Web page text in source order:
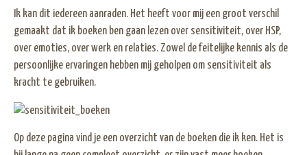
Ik kan dit iedereen aanraden. Het heeft voor mij een groot verschil
gemaakt dat ik boeken ben gaan lezen over sensitiviteit, over HSP,
over emoties, over werk en relaties. Zowel de feitelijke kennis als de
persoonlijke ervaringen hebben mij geholpen om sensitiviteit als
kracht te gebruiken.
Op deze pagina vind je een overzicht van de boeken die ik ken. Het is